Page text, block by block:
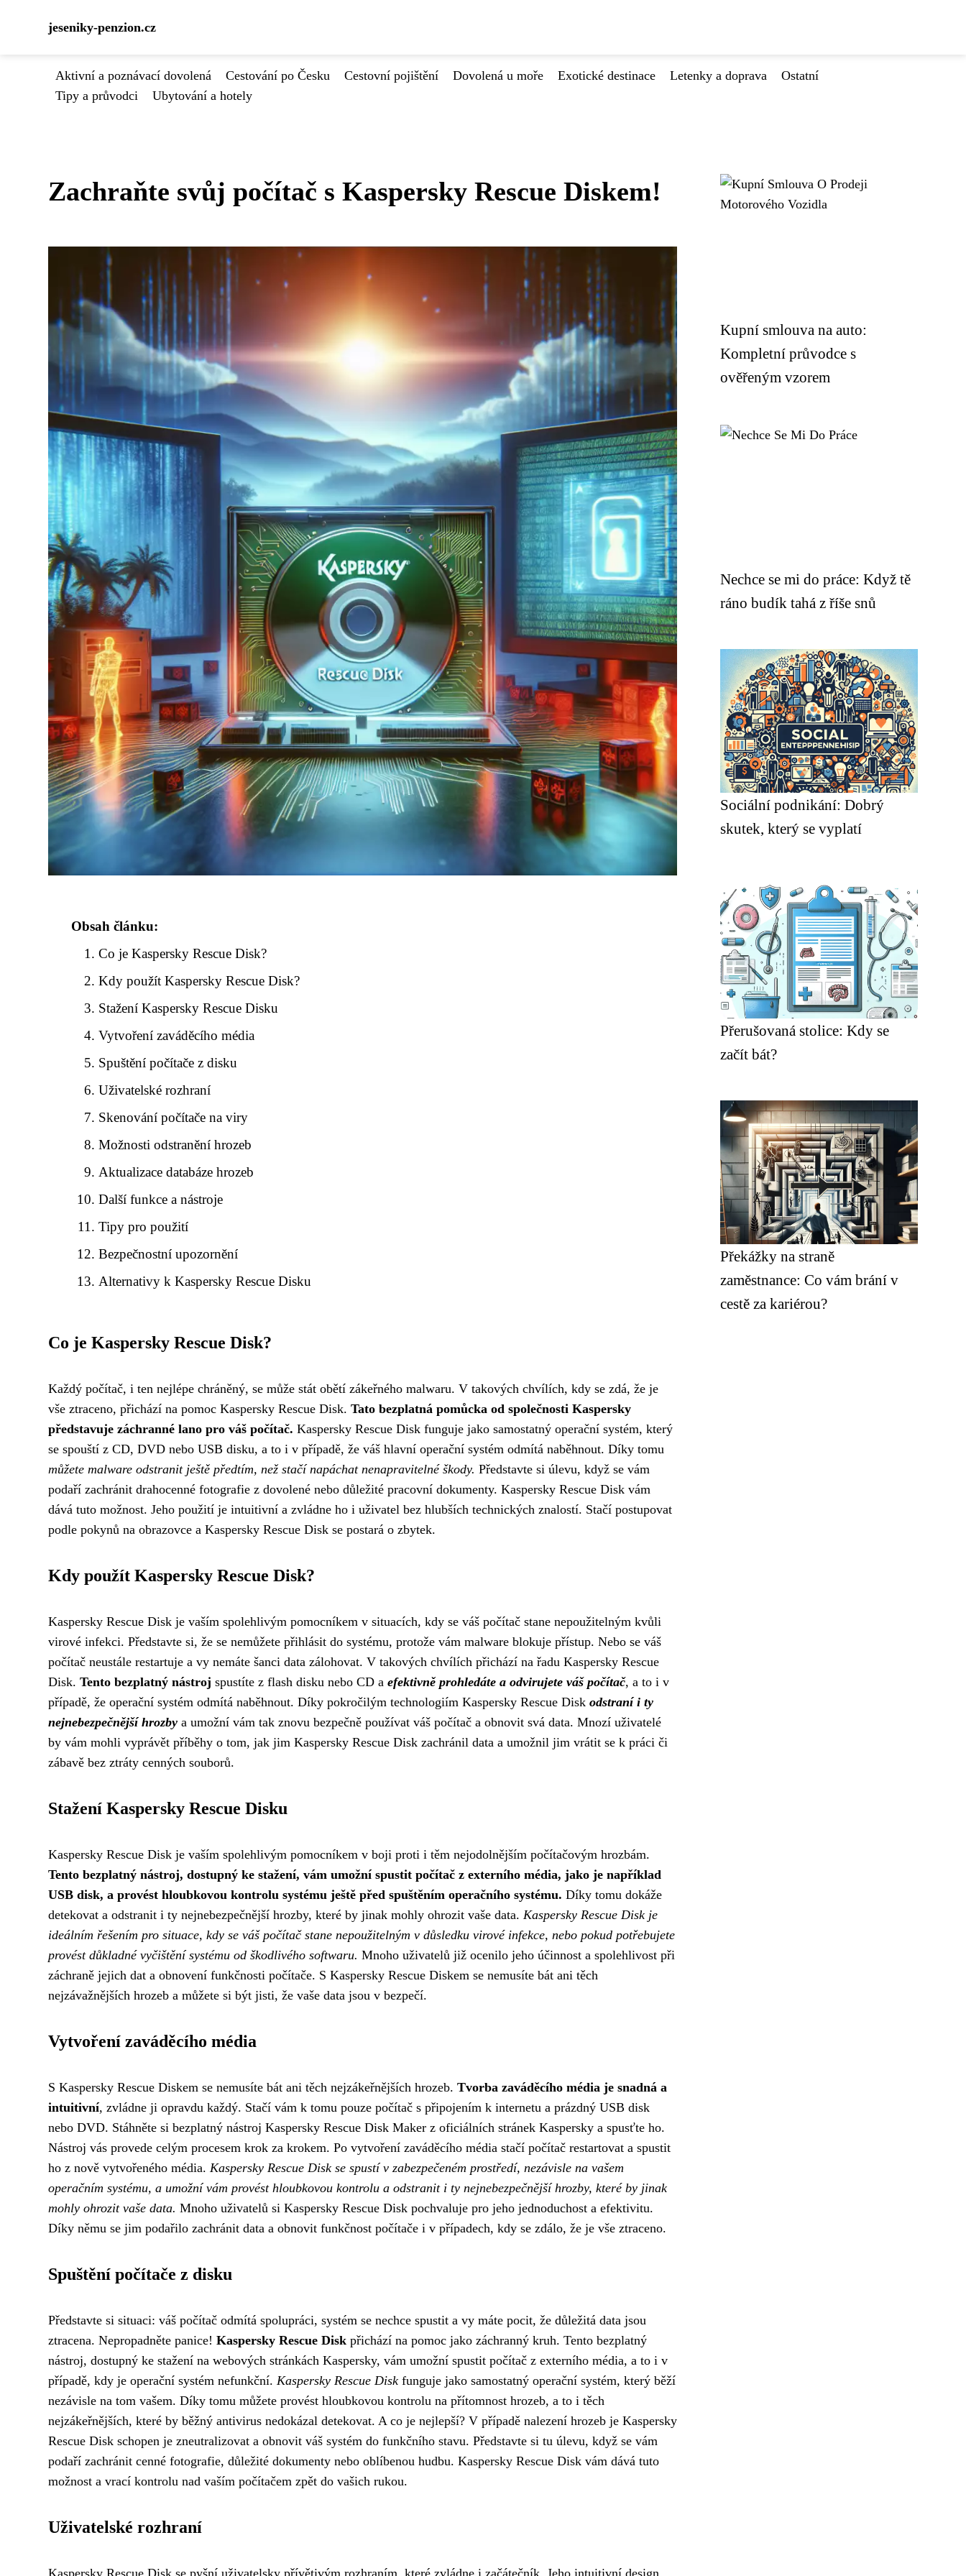
jeseniky-penzion.cz
Aktivní a poznávací dovolená Cestování po Česku Cestovní pojištění Dovolená u moře Exotické destinace Letenky a doprava
Ostatní
Tipy a průvodci
Ubytování a hotely
Zachraňte svůj počítač s Kaspersky Rescue Diskem!
Obsah článku:
Co je Kaspersky Rescue Disk?
Kdy použít Kaspersky Rescue Disk?
Stažení Kaspersky Rescue Disku
Vytvoření zaváděcího média
Spuštění počítače z disku
Uživatelské rozhraní
Skenování počítače na viry
Možnosti odstranění hrozeb
Aktualizace databáze hrozeb
Další funkce a nástroje
Tipy pro použití
Bezpečnostní upozornění
Alternativy k Kaspersky Rescue Disku
Co je Kaspersky Rescue Disk?
Každý počítač, i ten nejlépe chráněný, se může stát obětí zákeřného malwaru. V takových chvílích, kdy se zdá, že je
vše ztraceno, přichází na pomoc Kaspersky Rescue Disk. Tato bezplatná pomůcka od společnosti Kaspersky
představuje záchranné lano pro váš počítač. Kaspersky Rescue Disk funguje jako samostatný operační systém, který
se spouští z CD, DVD nebo USB disku, a to i v případě, že váš hlavní operační systém odmítá naběhnout. Díky tomu
můžete malware odstranit ještě předtím, než stačí napáchat nenapravitelné škody. Představte si úlevu, když se vám
podaří zachránit drahocenné fotografie z dovolené nebo důležité pracovní dokumenty. Kaspersky Rescue Disk vám
dává tuto možnost. Jeho použití je intuitivní a zvládne ho i uživatel bez hlubších technických znalostí. Stačí postupovat
podle pokynů na obrazovce a Kaspersky Rescue Disk se postará o zbytek.
Kdy použít Kaspersky Rescue Disk?
Kaspersky Rescue Disk je vaším spolehlivým pomocníkem v situacích, kdy se váš počítač stane nepoužitelným kvůli
virové infekci. Představte si, že se nemůžete přihlásit do systému, protože vám malware blokuje přístup. Nebo se váš
počítač neustále restartuje a vy nemáte šanci data zálohovat. V takových chvílích přichází na řadu Kaspersky Rescue
Disk. Tento bezplatný nástroj spustíte z flash disku nebo CD a efektivně prohledáte a odvirujete váš počítač, a to i v
případě, že operační systém odmítá naběhnout. Díky pokročilým technologiím Kaspersky Rescue Disk odstraní i ty
nejnebezpečnější hrozby a umožní vám tak znovu bezpečně používat váš počítač a obnovit svá data. Mnozí uživatelé
by vám mohli vyprávět příběhy o tom, jak jim Kaspersky Rescue Disk zachránil data a umožnil jim vrátit se k práci či
zábavě bez ztráty cenných souborů.
Stažení Kaspersky Rescue Disku
Kaspersky Rescue Disk je vaším spolehlivým pomocníkem v boji proti i těm nejodolnějším počítačovým hrozbám.
Tento bezplatný nástroj, dostupný ke stažení, vám umožní spustit počítač z externího média, jako je například
USB disk, a provést hloubkovou kontrolu systému ještě před spuštěním operačního systému. Díky tomu dokáže
detekovat a odstranit i ty nejnebezpečnější hrozby, které by jinak mohly ohrozit vaše data. Kaspersky Rescue Disk je
ideálním řešením pro situace, kdy se váš počítač stane nepoužitelným v důsledku virové infekce, nebo pokud potřebujete
provést důkladné vyčištění systému od škodlivého softwaru. Mnoho uživatelů již ocenilo jeho účinnost a spolehlivost při
záchraně jejich dat a obnovení funkčnosti počítače. S Kaspersky Rescue Diskem se nemusíte bát ani těch
nejzávažnějších hrozeb a můžete si být jisti, že vaše data jsou v bezpečí.
Vytvoření zaváděcího média
S Kaspersky Rescue Diskem se nemusíte bát ani těch nejzákeřnějších hrozeb. Tvorba zaváděcího média je snadná a
intuitivní, zvládne ji opravdu každý. Stačí vám k tomu pouze počítač s připojením k internetu a prázdný USB disk
nebo DVD. Stáhněte si bezplatný nástroj Kaspersky Rescue Disk Maker z oficiálních stránek Kaspersky a spusťte ho.
Nástroj vás provede celým procesem krok za krokem. Po vytvoření zaváděcího média stačí počítač restartovat a spustit
ho z nově vytvořeného média. Kaspersky Rescue Disk se spustí v zabezpečeném prostředí, nezávisle na vašem
operačním systému, a umožní vám provést hloubkovou kontrolu a odstranit i ty nejnebezpečnější hrozby, které by jinak
mohly ohrozit vaše data. Mnoho uživatelů si Kaspersky Rescue Disk pochvaluje pro jeho jednoduchost a efektivitu.
Díky němu se jim podařilo zachránit data a obnovit funkčnost počítače i v případech, kdy se zdálo, že je vše ztraceno.
Spuštění počítače z disku
Představte si situaci: váš počítač odmítá spolupráci, systém se nechce spustit a vy máte pocit, že důležitá data jsou
ztracena. Nepropadněte panice! Kaspersky Rescue Disk přichází na pomoc jako záchranný kruh. Tento bezplatný
nástroj, dostupný ke stažení na webových stránkách Kaspersky, vám umožní spustit počítač z externího média, a to i v
případě, kdy je operační systém nefunkční. Kaspersky Rescue Disk funguje jako samostatný operační systém, který běží
nezávisle na tom vašem. Díky tomu můžete provést hloubkovou kontrolu na přítomnost hrozeb, a to i těch
nejzákeřnějších, které by běžný antivirus nedokázal detekovat. A co je nejlepší? V případě nalezení hrozeb je Kaspersky
Rescue Disk schopen je zneutralizovat a obnovit váš systém do funkčního stavu. Představte si tu úlevu, když se vám
podaří zachránit cenné fotografie, důležité dokumenty nebo oblíbenou hudbu. Kaspersky Rescue Disk vám dává tuto
možnost a vrací kontrolu nad vaším počítačem zpět do vašich rukou.
Uživatelské rozhraní
Kaspersky Rescue Disk se pyšní uživatelsky přívětivým rozhraním, které zvládne i začátečník. Jeho intuitivní design
Kupní smlouva na auto:
Kompletní průvodce s
ověřeným vzorem
Nechce se mi do práce: Když tě
ráno budík tahá z říše snů
Sociální podnikání: Dobrý
skutek, který se vyplatí
Přerušovaná stolice: Kdy se
začít bát?
Překážky na straně
zaměstnance: Co vám brání v
cestě za kariérou?